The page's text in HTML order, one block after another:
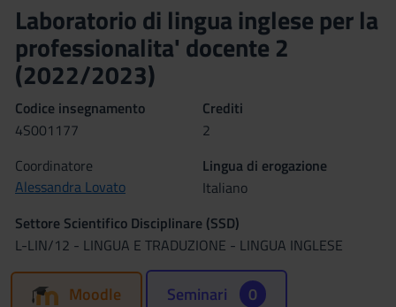
Laboratorio di lingua inglese per la
professionalita' docente 2
(2022/2023)
Codice insegnamento
4S001177
Crediti
2
Coordinatore
Alessandra Lovato
Lingua di erogazione
Italiano
Settore Scientifico Disciplinare (SSD)
L-LIN/12 - LINGUA E TRADUZIONE - LINGUA INGLESE
Moodle Seminari 0